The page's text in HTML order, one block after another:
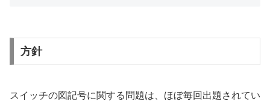
方針
スイッチの図記号に関する問題は、ほぼ毎回出題されてい